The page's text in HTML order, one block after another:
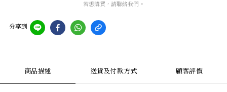
若想購買，請聯絡我們。
分享到
商品描述 送貨及付款方式 顧客評價